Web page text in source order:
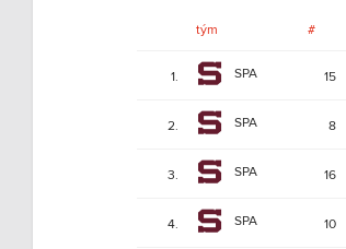
tým #
1. SPA 15
2. SPA 8
3. SPA 16
4. SPA 10